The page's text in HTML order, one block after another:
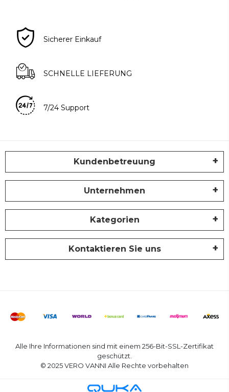
Sicherer Einkauf
SCHNELLE LIEFERUNG
7/24 Support
Kundenbetreuung
Unternehmen
Kategorien
Kontaktieren Sie uns
Alle Ihre Informationen sind mit einem 256-Bit-SSL-Zertifikat
geschützt.
© 2025 VERO VANNI Alle Rechte vorbehalten